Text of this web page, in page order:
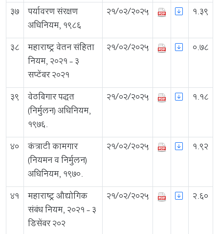
37 पर्यावरण संरक्षण
अधिनियम, १९८६
21/02/2025 1.39
38 महाराष्ट्र वेतन संहिता
नियम, २०२१ - ३
सप्टेंबर २०२१
21/02/2025 0.78
39 वेठबिगार पद्धत
(निर्मुलन) अधिनियम,
१९७६.
21/02/2025 1.18
40 कंत्राटी कामगार
(नियमन व निर्मुलन)
अधिनियम, १९७०.
21/02/2025 1.92
41 महाराष्ट्र औद्योगिक
संबंध नियम, २०२१ - ३
डिसेंबर २०२
21/02/2025 2.60